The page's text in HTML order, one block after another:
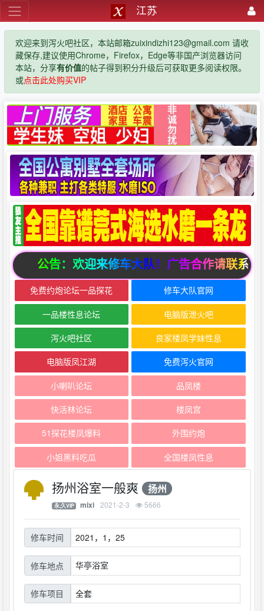
江苏
欢迎来到泻火吧社区，本站邮箱zuixindizhi123@gmail.com 请收
藏保存,建议使用Chrome，Firefox，Edge等非国产浏览器访问
本站，分享有价值的帖子得到积分升级后可获取更多阅读权限。
或点击此处购买VIP
公告：欢迎来修车大队！广告合作请联系
免费约炮论坛一品探花 修车大队官网
一品楼性息论坛 电脑版泄火吧
泻火吧社区 良家楼凤学妹性息
电脑版凤江湖 免费泻火官网
小喇叭论坛 品凤楼
快活林论坛 楼凤宫
51探花楼凤爆料 外围约炮
小姐黑料吃瓜 全国楼凤性息
扬州浴室一般爽 扬州
永,久VIP mixi 2021-2-3 5666
修车时间 2021，1，25
修车地点 华亭浴室
修车项目 全套